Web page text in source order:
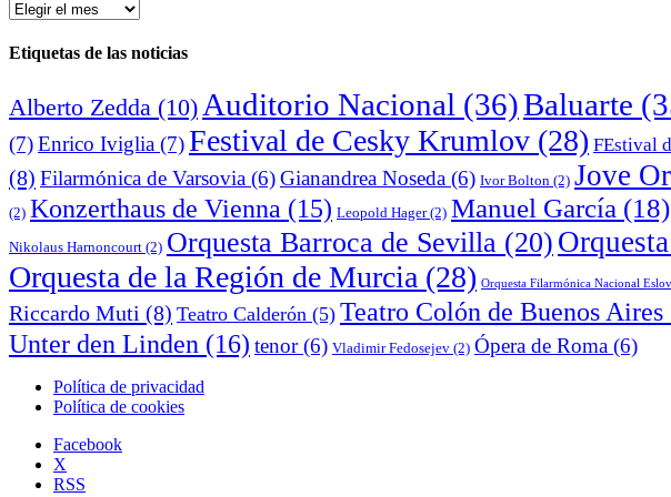
Archivo
noticias
Etiquetas de las noticias
Alberto Zedda (10)Auditorio Nacional (36)Baluarte
(7)Enrico Iviglia (7)Festival de Cesky Krumlov (28) FEstival
(8) Filarmónica de Varsovia (6)Gianandrea Noseda (6) Ivor Bolton (2) Jove
(2) Konzerthaus de Vienna (15) Leopold Hager(2) Manuel García (18)
Nikolaus Harnoncourt (2) Orquesta Barroca de Sevilla (20)
Orquesta de la Región de Murcia (28) Orquesta Filarmónica Nacional
Riccardo Muti (8) Teatro Calderón (5) Teatro Colón de Buenos Aires
Unter den Linden (16) tenor(6) Vladimir Fedosejev (2) Ópera de Roma (6)
Política de privacidad
Política de cookies
Facebook
X
RSS